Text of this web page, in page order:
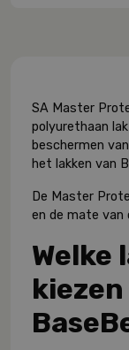
SA Master
polyurethaan
beschermen
het lakken van
De Master
en de mate van
Welke